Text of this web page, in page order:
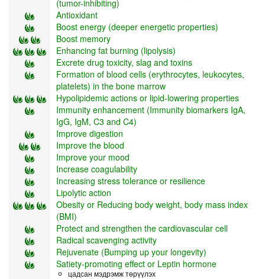
(tumor-inhibiting)
Antioxidant
Boost energy (deeper energetic properties)
Boost memory
Enhancing fat burning (lipolysis)
Excrete drug toxicity, slag and toxins
Formation of blood cells (erythrocytes, leukocytes,
platelets) in the bone marrow
Hypolipidemic actions or lipid-lowering properties
Immunity enhancement (Immunity biomarkers IgA,
IgG, IgM, C3 and C4)
Improve digestion
Improve the blood
Improve your mood
Increase coagulability
Increasing stress tolerance or resilience
Lipolytic action
Obesity or Reducing body weight, body mass index
(BMI)
Protect and strengthen the cardiovascular cell
Radical scavenging activity
Rejuvenate (Bumping up your longevity)
Satiety-promoting effect or Leptin hormone
цадсан мэдрэмж төрүүлэх